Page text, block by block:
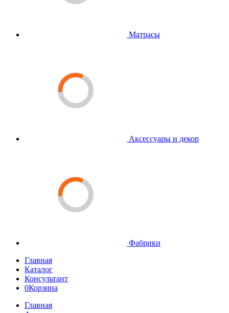
Матрасы
Аксессуары и декор
Фабрики
Главная
Каталог
Консультант
0Корзина
Главная